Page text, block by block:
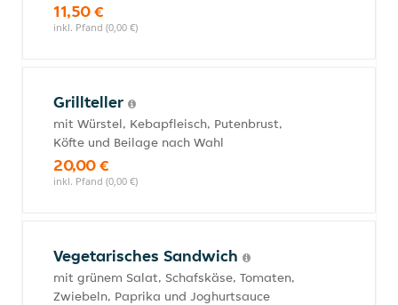
11,50 €
inkl. Pfand (0,00 €)
Grillteller
mit Würstel, Kebapfleisch, Putenbrust,
Köfte und Beilage nach Wahl
20,00 €
inkl. Pfand (0,00 €)
Vegetarisches Sandwich
mit grünem Salat, Schafskäse, Tomaten,
Zwiebeln, Paprika und Joghurtsauce